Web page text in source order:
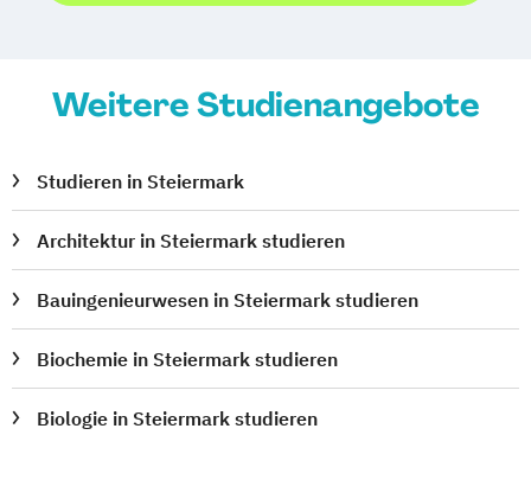
Weitere Studienangebote
Studieren in Steiermark
Architektur in Steiermark studieren
Bauingenieurwesen in Steiermark studieren
Biochemie in Steiermark studieren
Biologie in Steiermark studieren